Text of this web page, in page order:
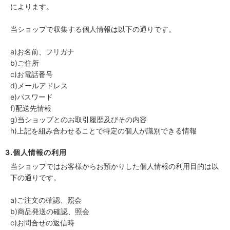
によります。
当ショップで収集する個人情報は以下の通りです。
a)お名前、フリガナ
b)ご住所
c)お電話番号
d)メールアドレス
e)パスワード
f)配送先情報
g)当ショップとのお取引履歴及びその内容
h)上記を組み合わせることで特定の個人が識別できる情報
3.個人情報の利用
当ショップではお客様からお預かりした個人情報の利用目的は以
下の通りです。
a)ご注文の確認、照会
b)商品発送の確認、照会
c)お問合せの返信時